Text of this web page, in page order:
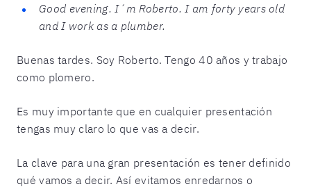
Good evening. I´m Roberto. I am forty years old
and I work as a plumber.
Buenas tardes. Soy Roberto. Tengo 40 años y trabajo
como plomero.
Es muy importante que en cualquier presentación
tengas muy claro lo que vas a decir.
La clave para una gran presentación es tener definido
qué vamos a decir. Así evitamos enredarnos o